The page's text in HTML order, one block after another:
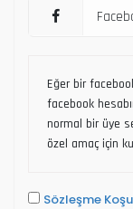
Eğer bir
facebook
normal bir üye
özel amaç için
Sözleşme